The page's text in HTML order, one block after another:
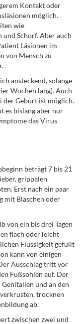
Kontakt oder
möglich.
wie
und Schorf. Aber auch
Läsionen im
von Mensch zu
ansteckend, solange
Wochen lang).Auch
der Geburt ist möglich.
es bislang aber nur
das Virus
beträgt 7 bis 21
grippalen
Erst nach ein paar
mit Bläschen oder
von ein bis drei Tagen
flach oder leicht
Flüssigkeit gefüllt
kann von einigen
Ausschlag tritt vor
Fußsohlen auf. Der
und an den
trocknen
ab.
zwischen zwei und